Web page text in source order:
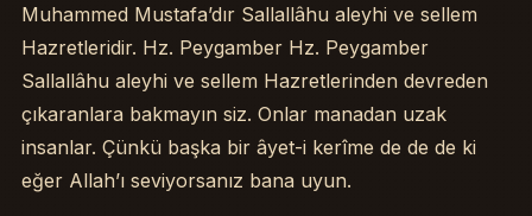
Muhammed Mustafa’dır Sallallâhu aleyhi ve sellem
Hazretleridir. Hz. Peygamber Hz. Peygamber
Sallallâhu aleyhi ve sellem Hazretlerinden devreden
çıkaranlara bakmayın siz. Onlar manadan uzak
insanlar. Çünkü başka bir âyet-i kerîme de de de ki
eğer Allah’ı seviyorsanız bana uyun.